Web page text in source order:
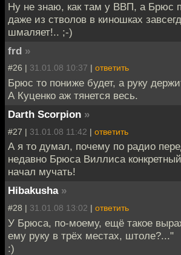
Ну не знаю, как там у ВВП, а Брюс
даже из стволов в киношках
шмаляет!.. ;-)
frd »
#26 | 31.01.08 10:37 | ответить
Брюс то пониже будет, а руку
А Куценко аж тянется весь.
Darth Scorpion »
#27 | 31.01.08 11:42 | ответить
А я то думал, почему по радио
недавно Брюса Виллиса
начал мучать!
Hibakusha »
#28 | 31.01.08 13:02 | ответить
У Брюса, по-моему, ещё такое
ему руку в трёх местах, штоле?..."
:)